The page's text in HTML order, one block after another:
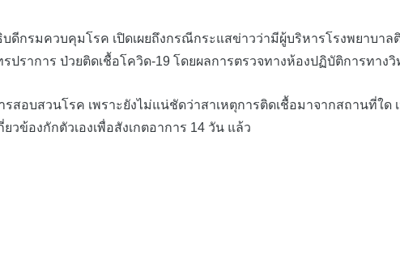
มควบคุมโรค เปิดเผยถึงกรณีกระแสข่าวว่ามีผู้บริหารโรงพยาบาลติ
ราการ ป่วยติดเชื้อโควิด-19 โดยผลการตรวจทางห้องปฏิบัติการทา
สวนโรค เพราะยังไม่แน่ชัดว่าสาเหตุการติดเชื้อมาจากสถานที่ใด
ข้องกักตัวเองเพื่อสังเกตอาการ 14 วัน แล้ว